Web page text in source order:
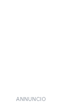
ANNUNCIO